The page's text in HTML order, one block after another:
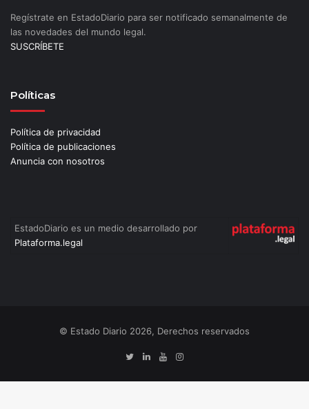
Regístrate en EstadoDiario para ser notificado semanalmente de
las novedades del mundo legal.
SUSCRÍBETE
Políticas
Política de privacidad
Política de publicaciones
Anuncia con nosotros
EstadoDiario es un medio desarrollado por
Plataforma.legal
© Estado Diario 2026, Derechos reservados